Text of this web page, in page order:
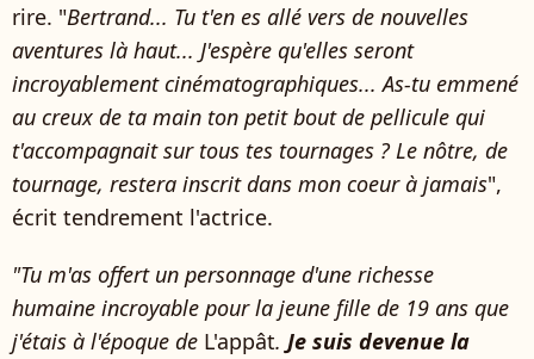
rire. "Bertrand... Tu t'en es allé vers de nouvelles
aventures là haut... J'espère qu'elles seront
incroyablement cinématographiques... As-tu emmené
au creux de ta main ton petit bout de pellicule qui
t'accompagnait sur tous tes tournages ? Le nôtre, de
tournage, restera inscrit dans mon coeur à jamais",
écrit tendrement l'actrice.
"Tu m'as offert un personnage d'une richesse
humaine incroyable pour la jeune fille de 19 ans que
j'étais à l'époque de L'appât. Je suis devenue la